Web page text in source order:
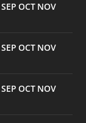
SEP OCT NOV
SEP OCT NOV
SEP OCT NOV